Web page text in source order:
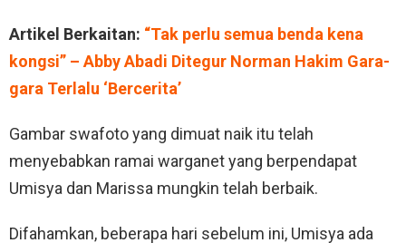
Artikel Berkaitan: “Tak perlu semua benda kena
kongsi” – Abby Abadi Ditegur Norman Hakim Gara-
gara Terlalu ‘Bercerita’
Gambar swafoto yang dimuat naik itu telah
menyebabkan ramai warganet yang berpendapat
Umisya dan Marissa mungkin telah berbaik.
Difahamkan, beberapa hari sebelum ini, Umisya ada